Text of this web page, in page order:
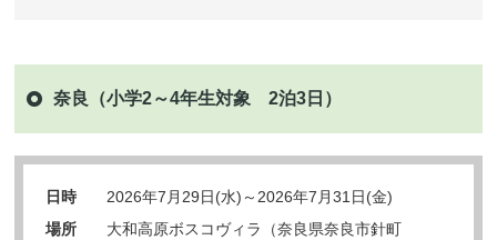
奈良（小学2～4年生対象 2泊3日）
日時
2026年7月29日(水)～2026年7月31日(金)
場所
大和高原ボスコヴィラ（奈良県奈良市針町